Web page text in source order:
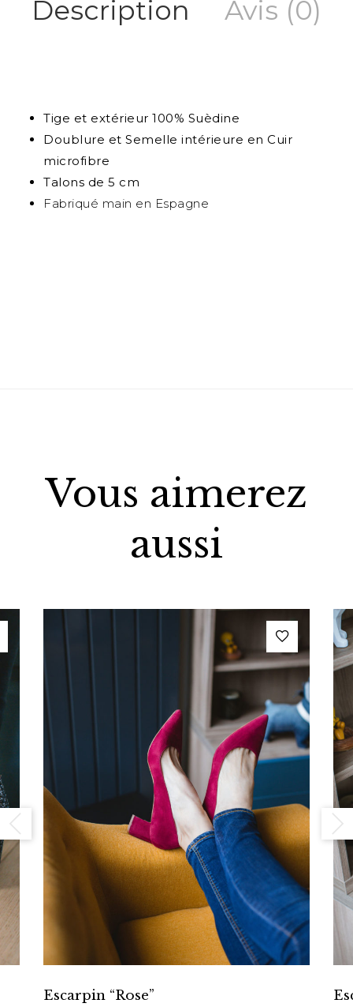
Description Avis (0)
Tige et extérieur 100% Suèdine
Doublure et Semelle intérieure en Cuir
microfibre
Talons de 5 cm
Fabriqué main en Espagne
Vous aimerez
aussi
Escarpin “Rose”